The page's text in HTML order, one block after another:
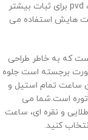
pvd برای ثبات بیشتر
هایش استفاده می
که به خاطر طراحی
برجسته است جلوه
ساعت تمام استیل و
است.شما می
و نقره ای، ساعت
کنید.